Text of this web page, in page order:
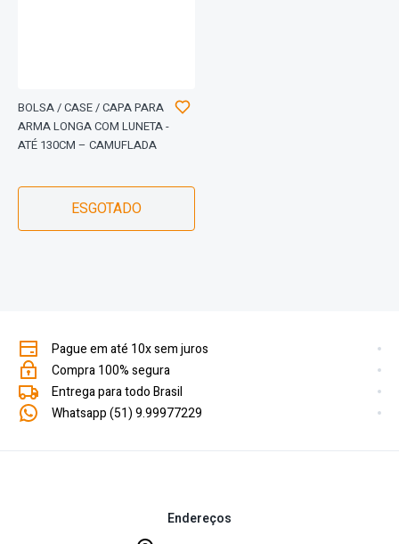
BOLSA / CASE / CAPA PARA
ARMA LONGA COM LUNETA -
ATÉ 130CM – CAMUFLADA
ESGOTADO
Pague em até 10x sem juros
Compra 100% segura
Entrega para todo Brasil
Whatsapp (51) 9.99977229
Endereços